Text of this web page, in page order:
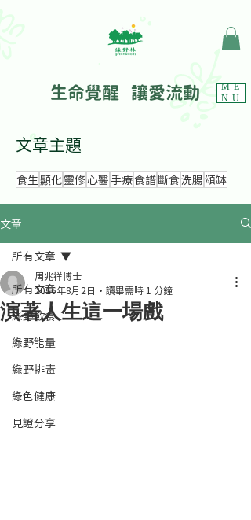
ME
NU
生命覺醒 讓愛流動
文章主題
食生顯化靈修心醫 手療食譜斷食洗腸頌缽
文章
所有文章
綠野飲食
綠野能量
綠野排毒
綠色健康
見證分享
所有文章
演著人生這一場戲
周兆祥博士
2016年8月2日
讀畢需時 1 分鐘